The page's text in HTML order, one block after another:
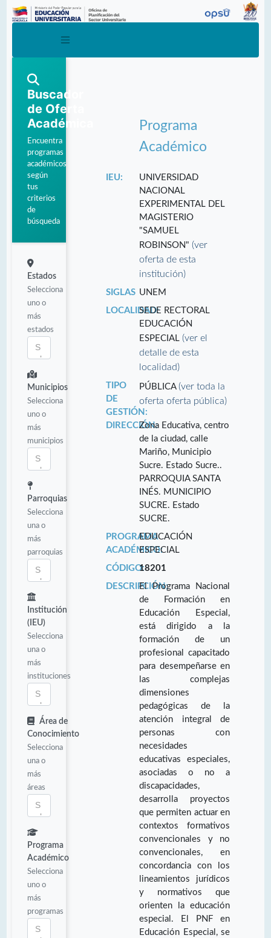
Buscador
de Oferta
Académica
Encuentra
programas
académicos
según
tus
criterios
de
búsqueda
Estados
Selecciona
uno o
más
estados
Municipios
Selecciona
uno o
más
municipios
Parroquias
Selecciona
una o
más
parroquias
Institución
(IEU)
Selecciona
una o
más
instituciones
Área de
Conocimiento
Selecciona
una o
más
áreas
Programa
Académico
Selecciona
uno o
más
programas
Programa
Académico
IEU:
UNIVERSIDAD
NACIONAL
EXPERIMENTAL DEL
MAGISTERIO
"SAMUEL
ROBINSON"(ver
oferta de esta
institución)
SIGLAS UNEM
LOCALIDAD:SEDE RECTORAL
EDUCACIÓN
ESPECIAL(ver el
detalle de esta
localidad)
TIPO
DE
GESTIÓN:
PÚBLICA(ver toda la
oferta oferta pública)
DIRECCIÓN:Zona Educativa, centro
de la ciudad, calle
Mariño, Municipio
Sucre. Estado Sucre..
PARROQUIA SANTA
INÉS. MUNICIPIO
SUCRE. Estado
SUCRE.
PROGRAMA
ACADÉMICO:
EDUCACIÓN
ESPECIAL
CÓDIGO:18201
DESCRIPCIÓN:El Programa Nacional
de Formación en
Educación Especial,
está dirigido a la
formación de un
profesional capacitado
para desempeñarse en
las complejas
dimensiones
pedagógicas de la
atención integral de
personas con
necesidades
educativas especiales,
asociadas o no a
discapacidades,
desarrolla proyectos
que permiten actuar en
contextos formativos
convencionales y no
convencionales, en
concordancia con los
lineamientos jurídicos
y normativos que
orienten la educación
especial. El PNF en
Educación Especial, se